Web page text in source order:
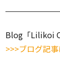
Blog「Lilikoi
>>>ブログ記